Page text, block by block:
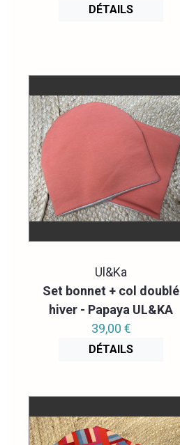
DÉTAILS
Ul&Ka
Set bonnet + col doublé
hiver - Papaya UL&KA
39,00 €
DÉTAILS